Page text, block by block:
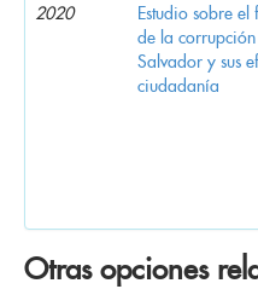
2020
Estudio sobre el
de la corrupción
Salvador y sus
ciudadanía
Otras opciones